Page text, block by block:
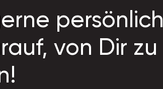
persönlich
von Dir zu